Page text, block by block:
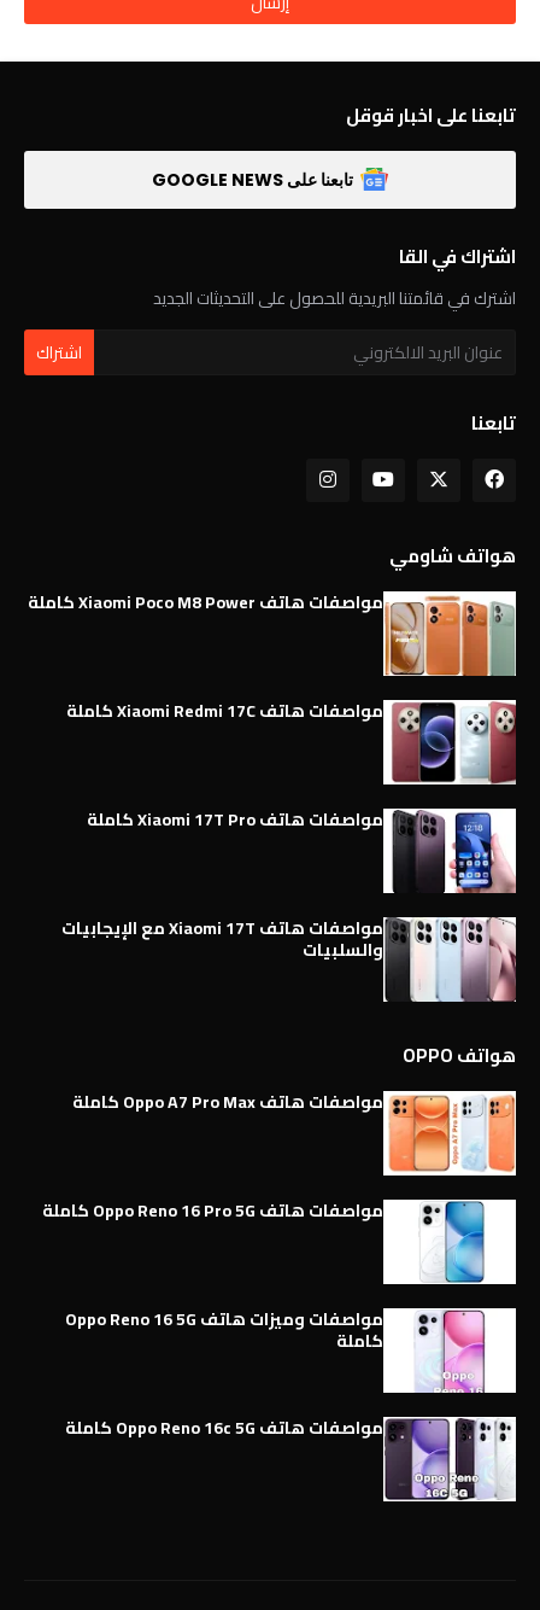
تابعنا على اخبار قوقل
تابعنا على GOOGLE NEWS
اشتراك في القا
اشترك في قائمتنا البريدية للحصول على التحديثات الجديد
تابعنا
هواتف شاومي
مواصفات هاتف Xiaomi Poco M8 Power كاملة
مواصفات هاتف Xiaomi Redmi 17C كاملة
مواصفات هاتف Xiaomi 17T Pro كاملة
مواصفات هاتف Xiaomi 17T مع الإيجابيات
والسلبيات
هواتف OPPO
مواصفات هاتف Oppo A7 Pro Max كاملة
مواصفات هاتف Oppo Reno 16 Pro 5G كاملة
مواصفات وميزات هاتف Oppo Reno 16 5G
كاملة
مواصفات هاتف Oppo Reno 16c 5G كاملة